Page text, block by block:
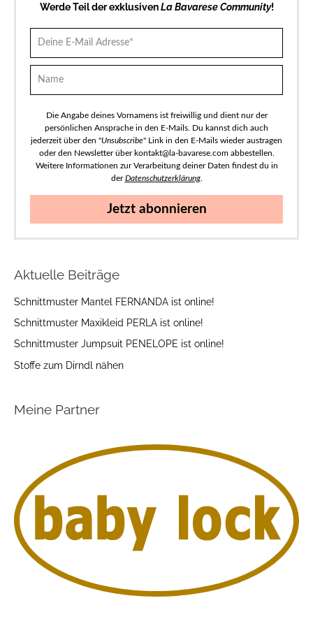
Werde Teil der exklusivenLa Bavarese Community!
Die Angabe deines Vornamens ist freiwillig und dient nur der
persönlichen Ansprache in den E-Mails. Du kannst dich auch
jederzeit über den "Unsubscribe" Link in den E-Mails wieder austragen
oder den Newsletter über kontakt@la-bavarese.com abbestellen.
Weitere Informationen zur Verarbeitung deiner Daten findest du in
derDatenschutzerklärung.
Jetzt abonnieren
Aktuelle Beiträge
Schnittmuster Mantel FERNANDA ist online!
Schnittmuster Maxikleid PERLA ist online!
Schnittmuster Jumpsuit PENELOPE ist online!
Stoffe zum Dirndl nähen
Meine Partner